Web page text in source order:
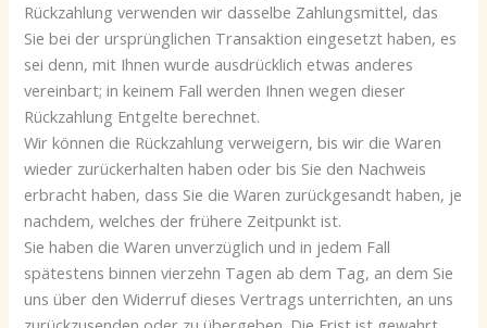
Rückzahlung verwenden wir dasselbe Zahlungsmittel, das
Sie bei der ursprünglichen Transaktion eingesetzt haben, es
sei denn, mit Ihnen wurde ausdrücklich etwas anderes
vereinbart; in keinem Fall werden Ihnen wegen dieser
Rückzahlung Entgelte berechnet.
Wir können die Rückzahlung verweigern, bis wir die Waren
wieder zurückerhalten haben oder bis Sie den Nachweis
erbracht haben, dass Sie die Waren zurückgesandt haben, je
nachdem, welches der frühere Zeitpunkt ist.
Sie haben die Waren unverzüglich und in jedem Fall
spätestens binnen vierzehn Tagen ab dem Tag, an dem Sie
uns über den Widerruf dieses Vertrags unterrichten, an uns